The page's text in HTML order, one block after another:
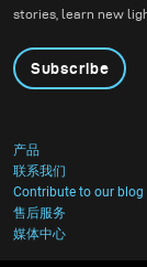
stories, learn new
Subscribe
产品
联系我们
Contribute to our blog
售后服务
媒体中心